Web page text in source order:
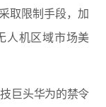
取限制手段，加
人机区域市场美
巨头华为的禁令